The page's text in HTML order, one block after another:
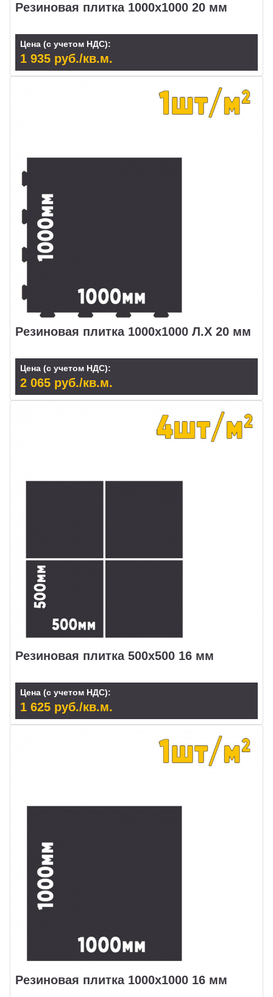
Резиновая плитка 1000х1000 20 мм
Цена (с учетом НДС):
1 935 руб./кв.м.
Резиновая плитка 1000х1000 Л.Х 20 мм
Цена (с учетом НДС):
2 065 руб./кв.м.
Резиновая плитка 500x500 16 мм
Цена (с учетом НДС):
1 625 руб./кв.м.
Резиновая плитка 1000х1000 16 мм